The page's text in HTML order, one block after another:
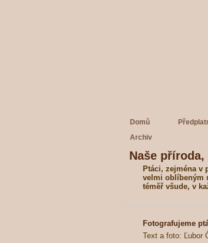
Domů
Archiv
Naše
Ptáci, zejména v
velmi oblíbeným
téměř všude, v
Fotografujeme
Text a foto: Ľubor